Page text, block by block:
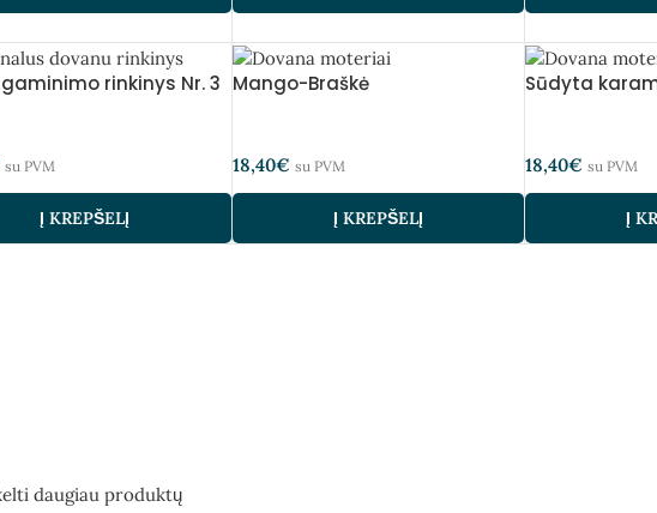
gaminimo rinkinys Nr. 3
su PVM
Į KREPŠELĮ
Mango-Braškė
18,40€ su PVM
Į KREPŠELĮ
Sūdyta
18,40€ su PVM
Į
daugiau produktų